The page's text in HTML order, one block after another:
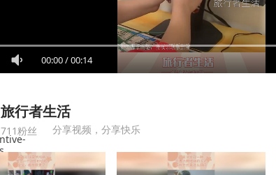
00:00/00:14
旅行者生活
711粉丝 分享视频，分享快乐